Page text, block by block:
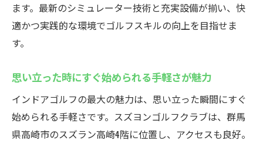
ます。最新のシミュレーター技術と充実設備が揃い、快
適かつ実践的な環境でゴルフスキルの向上を目指せま
す。
思い立った時にすぐ始められる手軽さが魅力
インドアゴルフの最大の魅力は、思い立った瞬間にすぐ
始められる手軽さです。スズヨンゴルフクラブは、群馬
県高崎市のスズラン高崎4階に位置し、アクセスも良好。